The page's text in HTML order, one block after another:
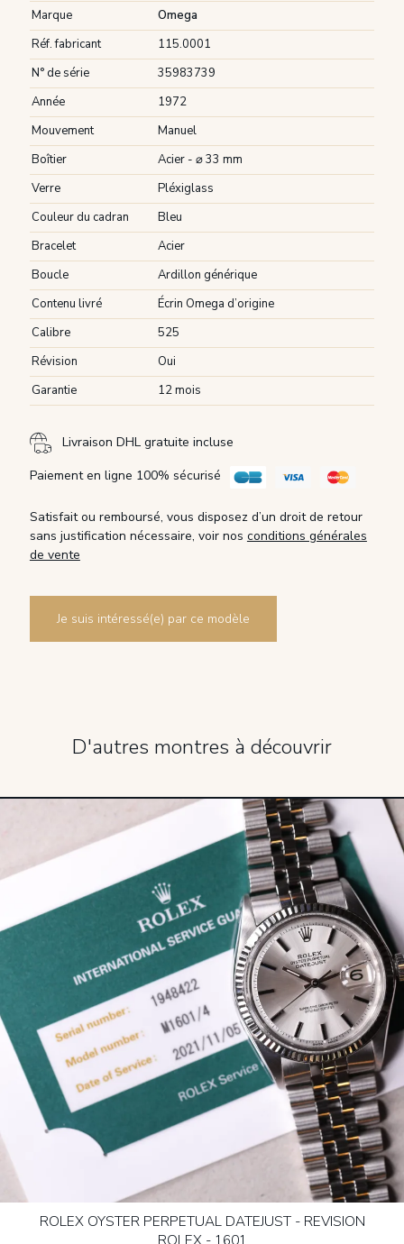
Marque
Omega
Réf. fabricant
115.0001
N° de série
35983739
Année
1972
Mouvement
Manuel
Boîtier
Acier - ⌀ 33 mm
Verre
Pléxiglass
Couleur du cadran
Bleu
Bracelet
Acier
Boucle
Ardillon générique
Contenu livré
Écrin Omega d’origine
Calibre
525
Révision
Oui
Garantie
12 mois
Livraison DHL gratuite incluse
Paiement en ligne 100% sécurisé
Satisfait ou remboursé, vous disposez d’un droit de retour
sans justification nécessaire, voir nos conditions générales
de vente
Je suis intéressé(e) par ce modèle
D'autres montres à découvrir
ROLEX OYSTER PERPETUAL DATEJUST - REVISION
ROLEX - 1601